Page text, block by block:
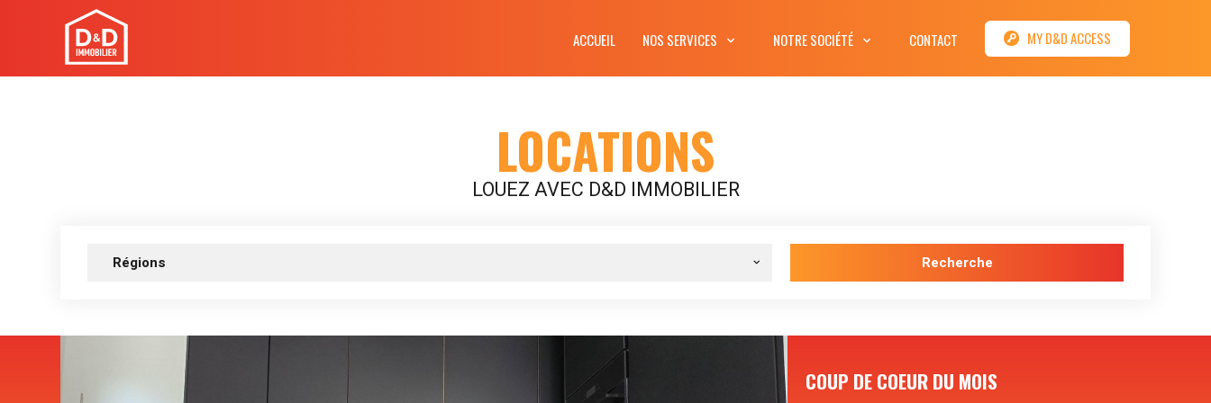
ACCUEIL NOS SERVICES NOTRE SOCIÉTÉ CONTACT MY D&D ACCESS
LOCATIONS
LOUEZ AVEC D&D IMMOBILIER
Régions Recherche
COUP DE COEUR DU MOIS